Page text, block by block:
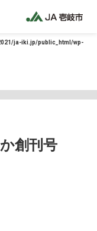
wp-
ja-iki.jp/public_html/wp-
創刊号